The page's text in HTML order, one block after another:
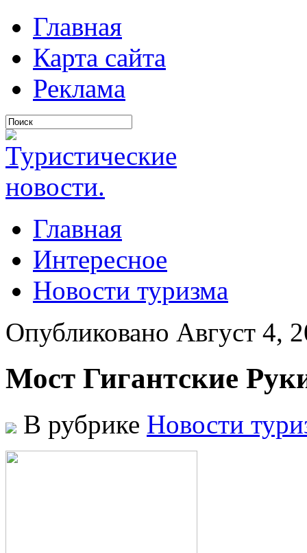
Главная
Карта сайта
Реклама
Главная
Интересное
Новости туризма
Опубликовано Август 4,
Мост Гигантские
В рубрике Новости